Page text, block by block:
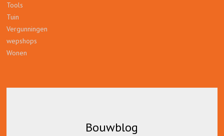
Tools
Tuin
Vergunningen
wepshops
Wonen
Bouwblog
Bouwblog